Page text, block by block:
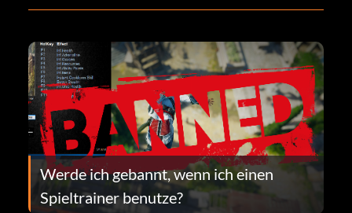
Werde ich gebannt, wenn ich einen
Spieltrainer benutze?